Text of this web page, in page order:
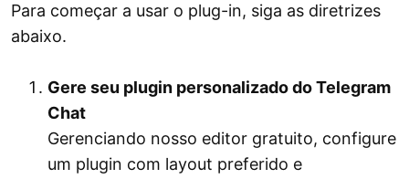
Para começar a usar o plug-in, siga as diretrizes
abaixo.
Gere seu plugin personalizado do Telegram
Chat
Gerenciando nosso editor gratuito, configure
um plugin com layout preferido e